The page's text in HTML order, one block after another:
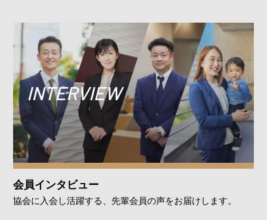
INTERVIEW
会員インタビュー
協会に入会し活躍する、先輩会員の声をお届けします。